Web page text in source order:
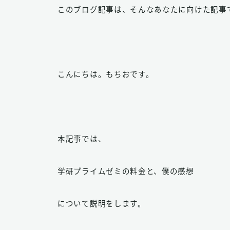
このブログ記事は、そんなあなたに向けた記事
こんにちは。もちおです。
本記事では、
学研プライムゼミの料金と、僕の感想
について説明をします。